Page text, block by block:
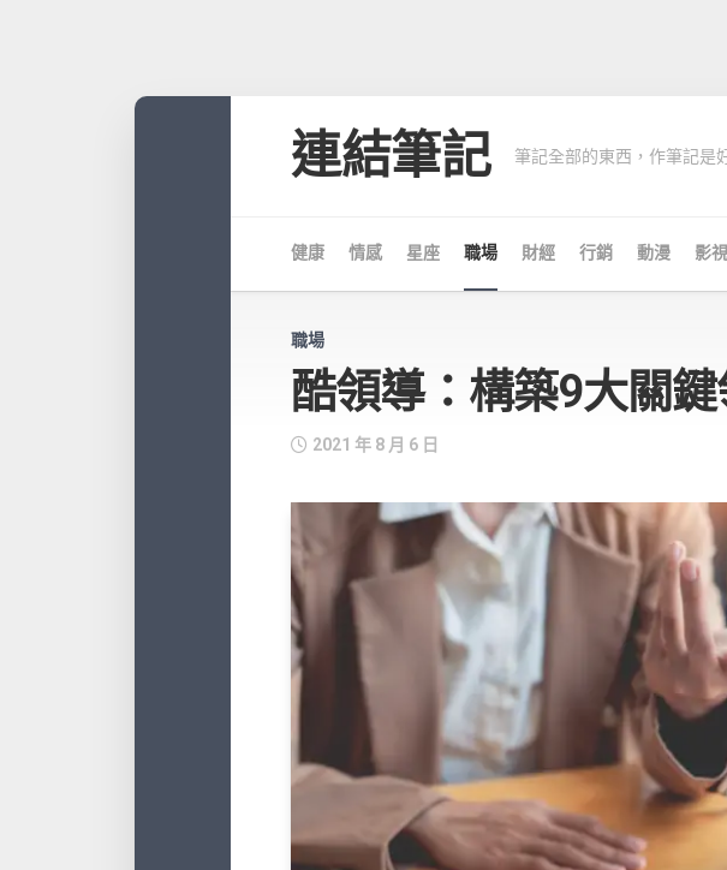
連結筆記 筆記全部的東西，作筆記是
健康 情感 星座 職場 財經 行銷 動漫 影視
職場
酷領導：構築9大關
2021 年 8 月 6 日